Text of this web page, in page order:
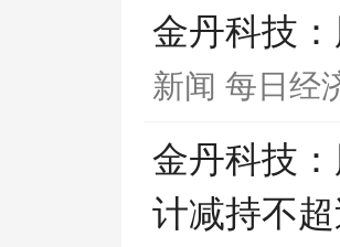
金丹科技
新闻 每日经
金丹科技
计减持不